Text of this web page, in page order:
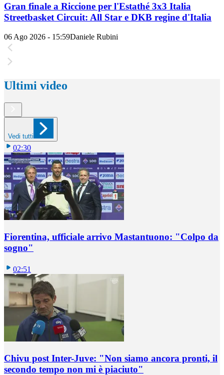
Gran finale a Riccione per l'Estathé 3x3 Italia
Streetbasket Circuit: All Star e DKB regine d'Italia
06 Ago 2026 - 15:59Daniele Rubini
Ultimi video
Vedi tutti
02:30
Fiorentina, ufficiale arrivo Mastantuono: "Colpo da
sogno"
02:51
Chivu post Inter-Juve: "Non siamo ancora pronti, il
secondo tempo non mi è piaciuto"